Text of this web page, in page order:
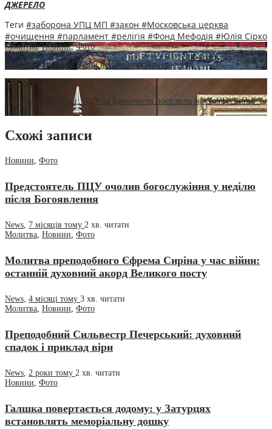
ДЖЕРЕЛО
Теги #заборона УПЦ МП #закон #Московська церква
#очищення #парламент #релігія #Фонд Мефодія #Юлія Сірко
Молитва,Новини,Фото
Пам’ять мучеників, котрі не зреклися Христа
Новини
Єдність у час війни: ПЦУ та адвентисти посилили міжконфесійний
діалог
Схожі записи
Новини, Фото
Предстоятель ПЦУ очолив богослужіння у неділю
після Богоявлення
News, 7 місяців тому 2 хв. читати
Молитва, Новини, Фото
Молитва преподобного Єфрема Сиріна у час війни:
останній духовний акорд Великого посту
News, 4 місяці тому 3 хв. читати
Молитва, Новини, Фото
Преподобний Сильвестр Печерський: духовний
спадок і приклад віри
News, 2 роки тому 2 хв. читати
Новини, Фото
Галшка повертається додому: у Затурцях
встановлять меморіальну дошку